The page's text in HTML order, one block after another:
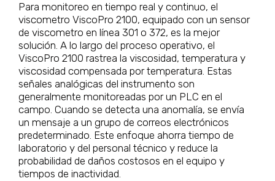
Para monitoreo en tiempo real y continuo, el
viscometro ViscoPro 2100, equipado con un sensor
de viscometro en línea 301 o 372, es la mejor
solución. A lo largo del proceso operativo, el
ViscoPro 2100 rastrea la viscosidad, temperatura y
viscosidad compensada por temperatura. Estas
señales analógicas del instrumento son
generalmente monitoreadas por un PLC en el
campo. Cuando se detecta una anomalía, se envía
un mensaje a un grupo de correos electrónicos
predeterminado. Este enfoque ahorra tiempo de
laboratorio y del personal técnico y reduce la
probabilidad de daños costosos en el equipo y
tiempos de inactividad.